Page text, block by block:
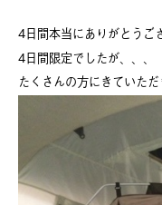
4日間本当にありがとうご
4日間限定でしたが、、、
たくさんの方にきていた